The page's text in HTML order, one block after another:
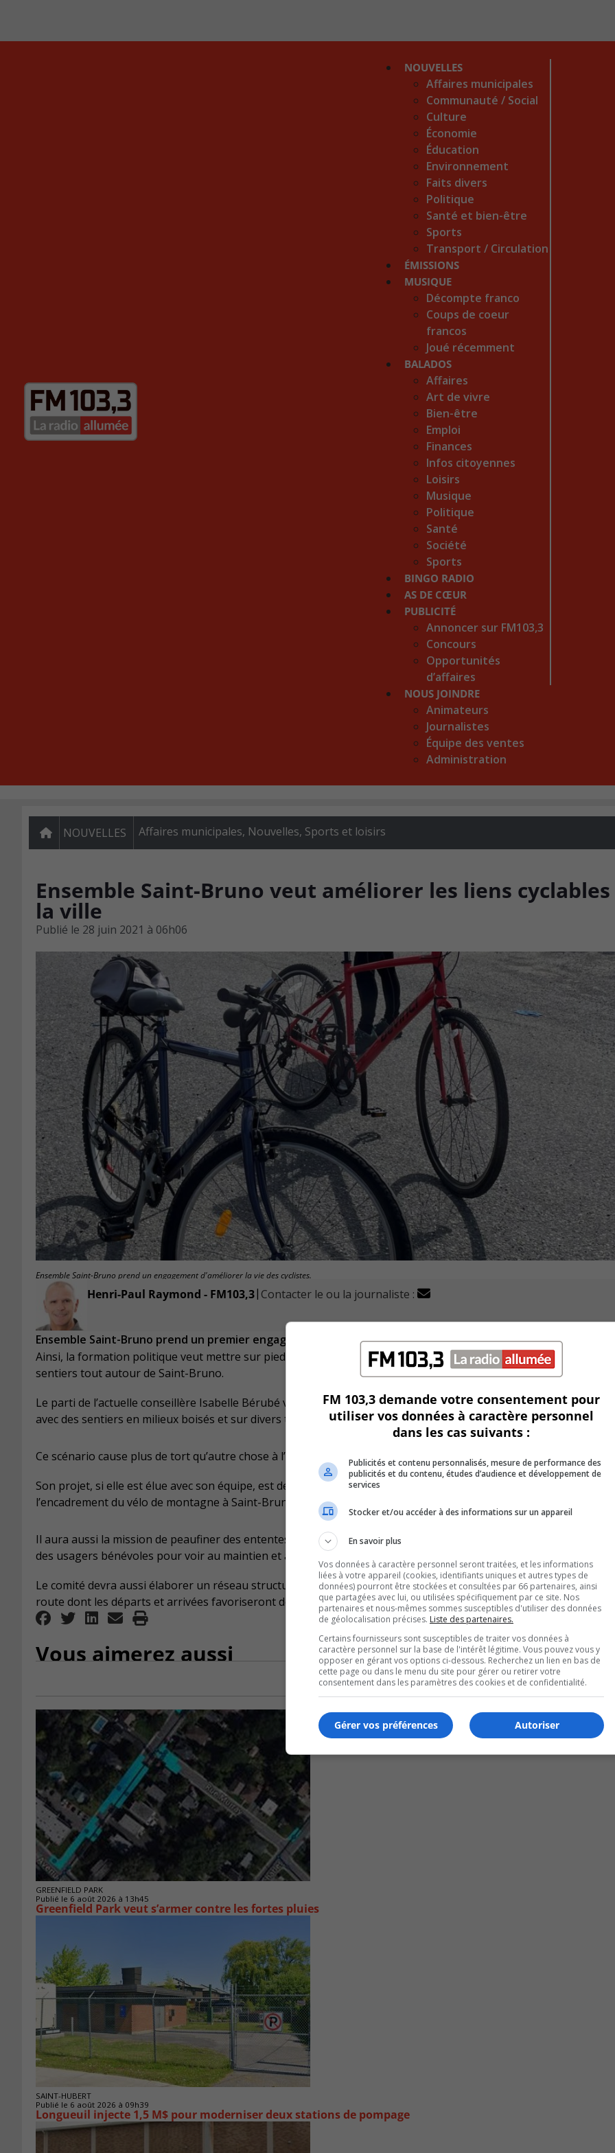
NOUVELLES
Affaires municipales
Communauté / Social
Culture
Économie
Éducation
Environnement
Faits divers
Politique
Santé et bien-être
Sports
Transport / Circulation
ÉMISSIONS
MUSIQUE
Décompte franco
Coups de coeur
francos
Joué récemment
BALADOS
Affaires
Art de vivre
Bien-être
Emploi
Finances
Infos citoyennes
Loisirs
Musique
Politique
Santé
Société
Sports
BINGO RADIO
AS DE CŒUR
PUBLICITÉ
Annoncer sur FM103,3
Concours
Opportunités
d’affaires
NOUS JOINDRE
Animateurs
Journalistes
Équipe des ventes
Administration
NOUVELLES Affaires municipales, Nouvelles, Sports et loisirs
Ensemble Saint-Bruno veut améliorer les liens cyclables
la ville
Publié le 28 juin 2021 à 06h06
Ensemble Saint-Bruno prend un engagement d'améliorer la vie des cyclistes.
Henri-Paul Raymond - FM103,3| Contacter le ou la journaliste :
Ensemble Saint-Bruno prend un premier engagement et il concerne les adeptes du vélo.
Ainsi, la formation politique veut mettre sur pied un OBNL pour voir à créer un réseau structuré de circuits et de
sentiers tout autour de Saint-Bruno.
Le parti de l’actuelle conseillère Isabelle Bérubé veut aussi contrer le développement d’un réseau parallèle et
avec des sentiers en milieux boisés et sur divers terrains de propriété privée.
Ce scénario cause plus de tort qu’autre chose à l’environnement et provoque des tensions entre résidents.
Son projet, si elle est élue avec son équipe, est de mettre sur pied un organisme dédiée au développement et à
l’encadrement du vélo de montagne à Saint-Bruno.
Il aura aussi la mission de peaufiner des ententes formelles avec des propriétaires terriens et va aussi faire
des usagers bénévoles pour voir au maintien et à l’amélioration des sentiers naturels.
Le comité devra aussi élaborer un réseau structuré de fatbikes d’hiver et concevoir des circuits régionaux de
route dont les départs et arrivées favoriseront des partenariats avec des commerçants locaux.
Vous aimerez aussi
GREENFIELD PARK
Publié le 6 août 2026 à 13h45
Greenfield Park veut s’armer contre les fortes pluies
SAINT-HUBERT
Publié le 6 août 2026 à 09h39
Longueuil injecte 1,5 M$ pour moderniser deux stations de pompage
FM 103,3 demande votre consentement pour
utiliser vos données à caractère personnel
dans les cas suivants :
Publicités et contenu personnalisés, mesure de performance des
publicités et du contenu, études d’audience et développement de
services
Stocker et/ou accéder à des informations sur un appareil
En savoir plus
Vos données à caractère personnel seront traitées, et les informations
liées à votre appareil (cookies, identifiants uniques et autres types de
données) pourront être stockées et consultées par 66 partenaires, ainsi
que partagées avec lui, ou utilisées spécifiquement par ce site. Nos
partenaires et nous-mêmes sommes susceptibles d'utiliser des données
de géolocalisation précises. Liste des partenaires.
Certains fournisseurs sont susceptibles de traiter vos données à
caractère personnel sur la base de l'intérêt légitime. Vous pouvez vous y
opposer en gérant vos options ci-dessous. Recherchez un lien en bas de
cette page ou dans le menu du site pour gérer ou retirer votre
consentement dans les paramètres des cookies et de confidentialité.
Autoriser
Gérer vos préférences